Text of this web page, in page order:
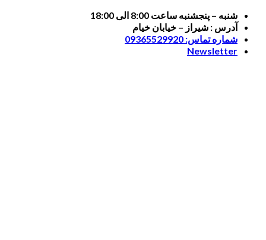
Skip
content
شنبه – پنجشنبه ساعت 8:00 الی 18:00
آدرس : شیراز – خیابان خیام
شماره تماس: 09365529920
Newsletter